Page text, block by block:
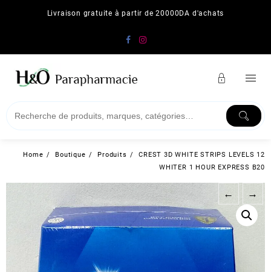
Livraison gratuite à partir de 20000DA d'achats
Home Boutique Produits
CREST 3D WHITE STRIPS LEVELS 12
WHITER 1 HOUR EXPRESS B20
← →